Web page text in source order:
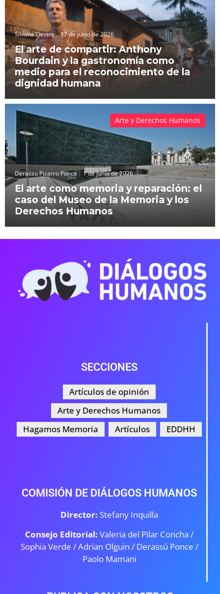
Silvana Dextre 17 de junio de 2026
El arte de compartir: Anthony
Bourdain y la gastronomía como
medio para el reconocimiento de la
dignidad humana
Derassu Pizarro Ponce 1 de junio de 2026
El arte como memoria y reparación: el
caso del Museo de la Memoria y los
Derechos Humanos
Arte y Derechos Humanos
SECCIONES
Artículos de opinión
Arte y Derechos Humanos
Hagamos Memoria
Artículos EDDHH
COMISIÓN DE DIÁLOGOS HUMANOS
Director: Stefany Inquilla
Consejo Editorial: Valeria del Pilar Concha /
Sophia Verde /Adrian Olguin / Derassú Ponce /
Paolo Mamani